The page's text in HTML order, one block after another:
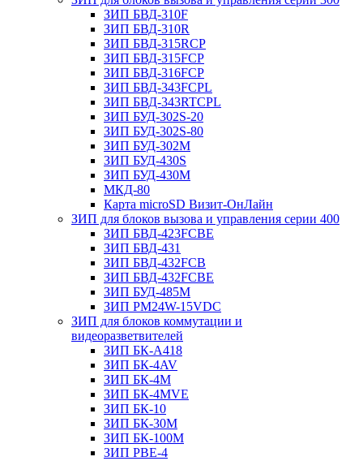
ЗИП БВД-310F
ЗИП БВД-310R
ЗИП БВД-315RCP
ЗИП БВД-315FCP
ЗИП БВД-316FCP
ЗИП БВД-343FCPL
ЗИП БВД-343RTCPL
ЗИП БУД-302S-20
ЗИП БУД-302S-80
ЗИП БУД-302М
ЗИП БУД-430S
ЗИП БУД-430M
МКД-80
Карта microSD Визит-ОнЛайн
ЗИП для блоков вызова и управления серии 400
ЗИП БВД-423FCBE
ЗИП БВД-431
ЗИП БВД-432FCB
ЗИП БВД-432FCBE
ЗИП БУД-485М
ЗИП РМ24W-15VDC
ЗИП для блоков коммутации и
видеоразветвителей
ЗИП БК-А418
ЗИП БК-4AV
ЗИП БК-4М
ЗИП БК-4MVE
ЗИП БК-10
ЗИП БК-30М
ЗИП БК-100М
ЗИП РВЕ-4